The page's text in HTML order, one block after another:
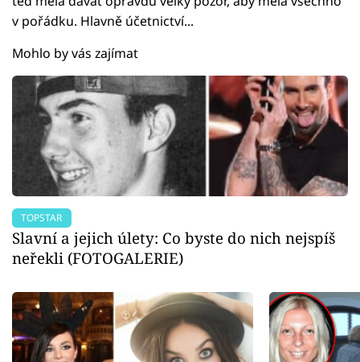
v pořádku. Hlavně účetnictví...
Mohlo by vás zajímat
TOPSTAR
Slavní a jejich úlety: Co byste do nich nejspíš
neřekli (FOTOGALERIE)